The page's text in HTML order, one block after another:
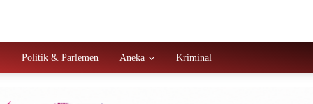
Politik & Parlemen Aneka Kriminal